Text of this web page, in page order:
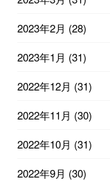
2023年2月 (28)
2023年1月 (31)
2022年12月 (31)
2022年11月 (30)
2022年10月 (31)
2022年9月 (30)